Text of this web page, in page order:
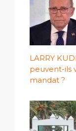
LARRY
peuvent-ils
mandat ?